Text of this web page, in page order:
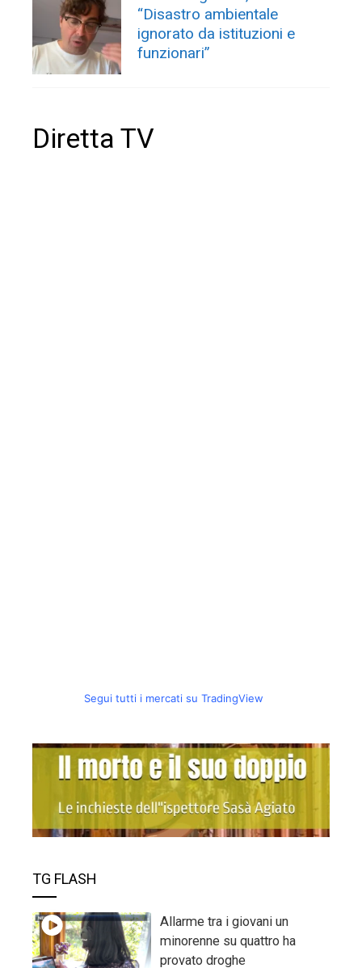
“Disastro ambientale
ignorato da istituzioni e
funzionari”
Diretta TV
Segui tutti i mercati su TradingView
TG FLASH
Allarme tra i giovani un
minorenne su quattro ha
provato droghe